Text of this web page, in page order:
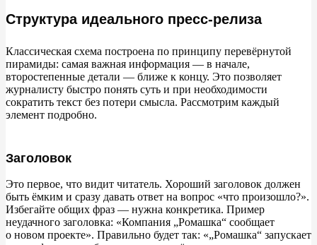
Структура идеального пресс-релиза
Классическая схема построена по принципу перевёрнутой
пирамиды: самая важная информация — в начале,
второстепенные детали — ближе к концу. Это позволяет
журналисту быстро понять суть и при необходимости
сократить текст без потери смысла. Рассмотрим каждый
элемент подробно.
Заголовок
Это первое, что видит читатель. Хороший заголовок должен
быть ёмким и сразу давать ответ на вопрос «что произошло?».
Избегайте общих фраз — нужна конкретика. Пример
неудачного заголовка: «Компания „Ромашка“ сообщает
о новом проекте». Правильно будет так: «„Ромашка“ запускает